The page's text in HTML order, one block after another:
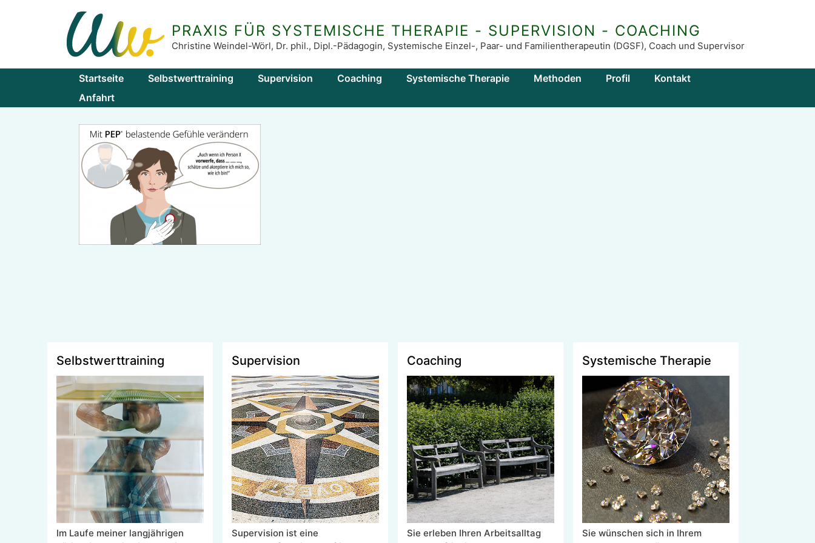
PRAXIS FÜR SYSTEMISCHE THERAPIE - SUPERVISION - COACHING
Christine Weindel-Wörl, Dr. phil., Dipl.-Pädagogin, Systemische Einzel-, Paar- und Familientherapeutin (DGSF), Coach und Supervisor
Startseite Selbstwerttraining Supervision Coaching Systemische Therapie Methoden Profil
Kontakt
Anfahrt
Selbstwerttraining
Im Laufe meiner langjährigen
Supervision
Supervision ist eine
Coaching
Sie erleben Ihren Arbeitsalltag
Systemische Therapie
Sie wünschen sich in Ihrem